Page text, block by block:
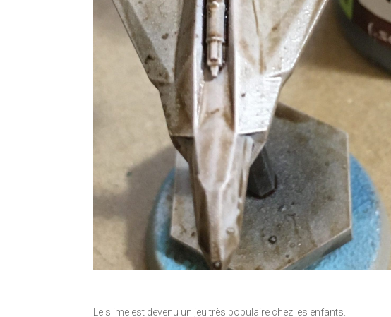
Le slime est devenu un jeu très populaire chez les enfants.